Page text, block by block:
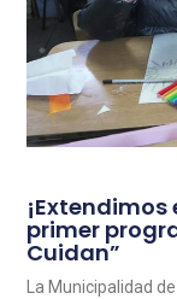
primer
Cuidan”
La Municipalidad de